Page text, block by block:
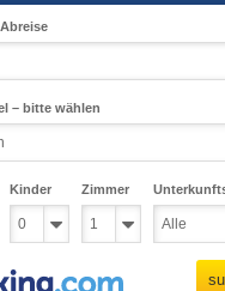
– bitte wählen
Kinder Zimmer